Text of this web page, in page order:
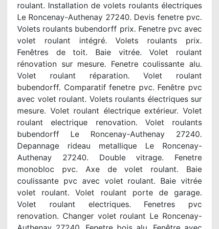
roulant. Installation de volets roulants électriques
Le Roncenay-Authenay 27240. Devis fenetre pvc.
Volets roulants bubendorff prix. Fenetre pvc avec
volet roulant intégré. Volets roulants prix.
Fenêtres de toit. Baie vitrée. Volet roulant
rénovation sur mesure. Fenetre coulissante alu.
Volet roulant réparation. Volet roulant
bubendorff. Comparatif fenetre pvc. Fenêtre pvc
avec volet roulant. Volets roulants électriques sur
mesure. Volet roulant électrique extérieur. Volet
roulant electrique renovation. Volet roulants
bubendorff Le Roncenay-Authenay 27240.
Depannage rideau metallique Le Roncenay-
Authenay 27240. Double vitrage. Fenetre
monobloc pvc. Axe de volet roulant. Baie
coulissante pvc avec volet roulant. Baie vitrée
volet roulant. Volet roulant porte de garage.
Volet roulant electriques. Fenetres pvc
renovation. Changer volet roulant Le Roncenay-